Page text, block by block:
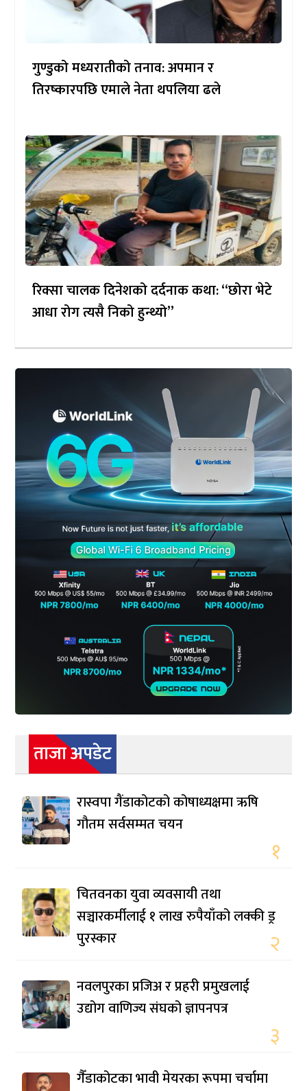
गुण्डुको मध्यरातीको तनाव: अपमान र
तिरष्कारपछि एमाले नेता थपलिया ढले
रिक्सा चालक दिनेशको दर्दनाक कथा: “छोरा भेटे
आधा रोग त्यसै निको हुन्थ्यो”
ताजा अपडेट
रास्वपा गैंडाकोटको कोषाध्यक्षमा ऋषि
गौतम सर्वसम्मत चयन
१
चितवनका युवा व्यवसायी तथा
सञ्चारकर्मीलाई १ लाख रुपैयाँको लक्की ड्र
पुरस्कार
२
नवलपुरका प्रजिअ र प्रहरी प्रमुखलाई
उद्योग वाणिज्य संघको ज्ञापनपत्र
३
गैँडाकोटका भावी मेयरका रूपमा चर्चामा